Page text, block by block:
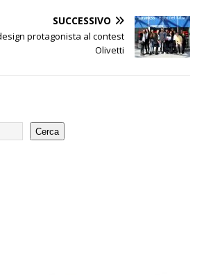
SUCCESSIVO
protagonista al contest
Olivetti
Cerca